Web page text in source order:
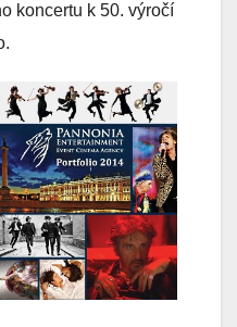
koncertu k 50. výročí